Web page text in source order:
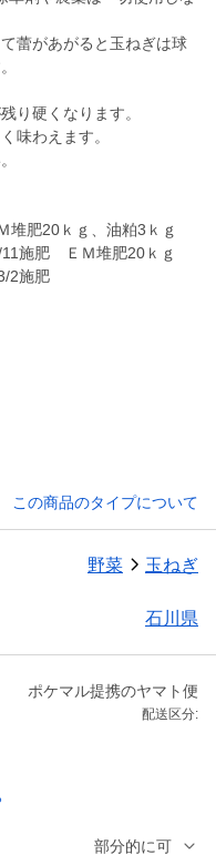
蕾があがると玉ねぎは球
り硬くなります。
味わえます。
堆肥20ｋｇ、油粕3ｋｇ
施肥 ＥＭ堆肥20ｋｇ
2施肥
この商品のタイプについて
野菜 玉ねぎ
石川県
ポケマル提携のヤマト便
配送区分:
部分的に可